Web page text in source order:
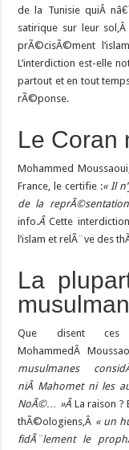
de la Tunisie quiÂ
satirique sur leur
prÃ©cisÃ©ment
L’interdiction est-elle
partout et en tout
rÃ©ponse.
Le Coran
Mohammed
France, le certifie :« Il
de la
info.ÂCette
l’islam et relÃ¨ve des
La
Que disent
MohammedÂ
musulmanes
niÂ Mahomet ni les
NoÃ©… »Â La raison ?
thÃ©ologiens,Â « un
fidÃ¨lement le